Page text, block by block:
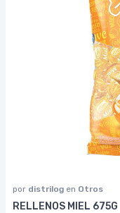
por distrilog en Otros
RELLENOS MIEL 675G